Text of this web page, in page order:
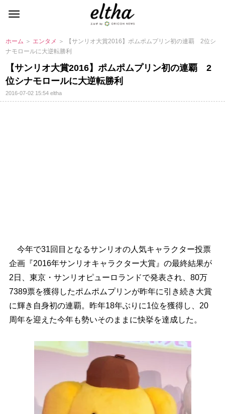
ホーム ＞ エンタメ ＞ 【サンリオ大賞2016】ポムポムプリン初の連覇 2位シ
ナモロールに大逆転勝利
【サンリオ大賞2016】ポムポムプリン初の連覇 2
位シナモロールに大逆転勝利
2016-07-02 15:54eltha
今年で31回目となるサンリオの人気キャラクター投票
企画『2016年サンリオキャラクター大賞』の最終結果が
2日、東京・サンリオピューロランドで発表され、80万
7389票を獲得したポムポムプリンが昨年に引き続き大賞
に輝き自身初の連覇。昨年18年ぶりに1位を獲得し、20
周年を迎えた今年も勢いそのままに快挙を達成した。